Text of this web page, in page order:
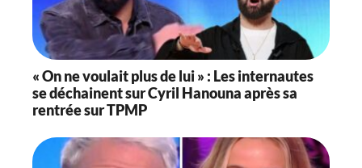
« On ne voulait plus de lui » : Les internautes
se déchainent sur Cyril Hanouna après sa
rentrée sur TPMP